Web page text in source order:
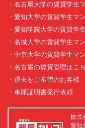
・名古屋大学の賃貸学生
・愛知大学の賃貸学生マ
・愛知学院大学の賃貸学
・名城大学の賃貸学生マ
・中京大学の賃貸学生マ
・名古屋の賃貸管理はこ
・退去をご希望のお客様
・車庫証明書発行依頼
株式
愛知